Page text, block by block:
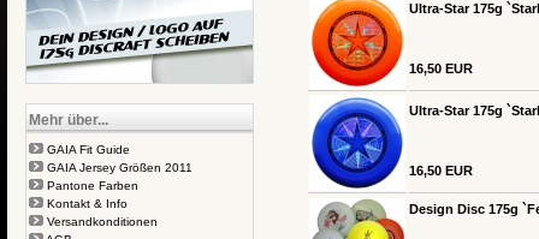
Mehr über...
GAIA Fit Guide
GAIA Jersey Größen 2011
Pantone Farben
Kontakt & Info
Versandkonditionen
Ultra-Star 175g
16,50 EUR
Ultra-Star 175g
16,50 EUR
Design Disc 175g